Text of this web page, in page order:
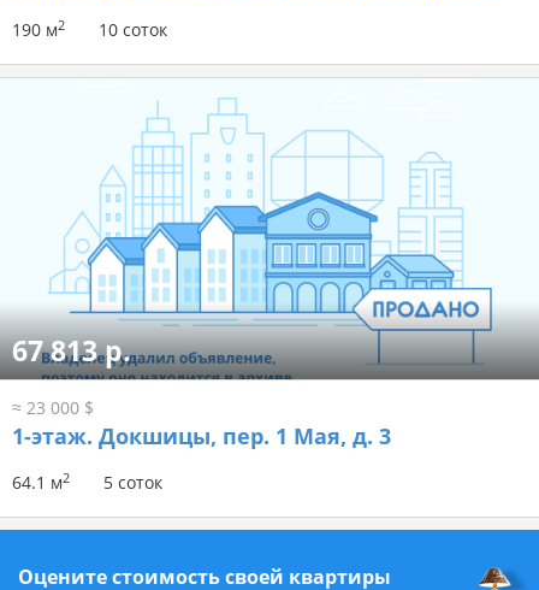
190 м2 10 соток
67 813 р.
≈ 23 000 $
1-этаж. Докшицы, пер. 1 Мая, д. 3
64.1 м2 5 соток
Оцените стоимость своей квартиры